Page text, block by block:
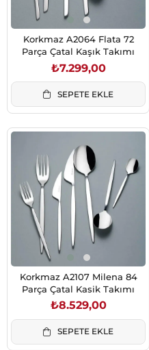
Korkmaz A2064 Flata 72
Parça Çatal Kaşık Takımı
₺7.299,00
SEPETE EKLE
Korkmaz A2107 Milena 84
Parça Çatal Kasik Takımı
₺8.529,00
SEPETE EKLE